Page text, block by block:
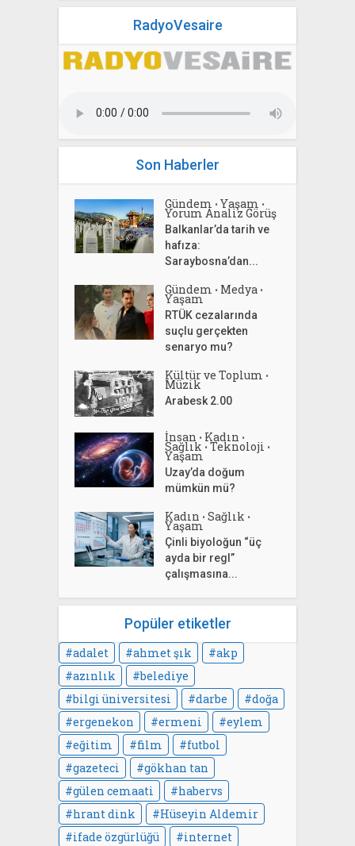
RadyoVesaire
Son Haberler
Gündem • Yaşam •
Yorum Analiz Görüş
Balkanlar’da tarih ve
hafıza:
Saraybosna’dan...
Gündem • Medya •
Yaşam
RTÜK cezalarında
suçlu gerçekten
senaryo mu?
Kültür ve Toplum •
Müzik
Arabesk 2.00
İnsan • Kadın •
Sağlık • Teknoloji •
Yaşam
Uzay’da doğum
mümkün mü?
Kadın • Sağlık •
Yaşam
Çinli biyoloğun “üç
ayda bir regl”
çalışmasına...
Popüler etiketler
adalet ahmet şık
akp
azınlık
belediye
bilgi üniversitesi
darbe
doğa
ergenekon
ermeni
eylem
eğitim
film
futbol
gazeteci
gökhan tan
gülen cemaati
habervs
hrant dink
Hüseyin Aldemir
ifade özgürlüğü
internet